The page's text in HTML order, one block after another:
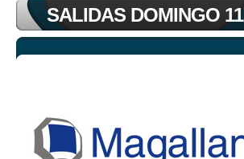
SALIDAS DOMINGO 11